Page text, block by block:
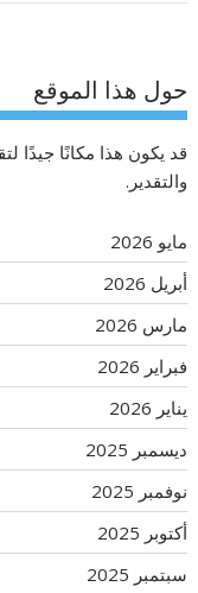
حول هذا الموقع
قد يكون هذا مكانًا جيدًا
والتقدير.
مايو 2026
أبريل 2026
مارس 2026
فبراير 2026
يناير 2026
ديسمبر 2025
نوفمبر 2025
أكتوبر 2025
سبتمبر 2025